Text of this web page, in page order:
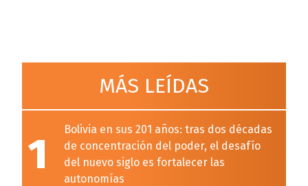
MÁS LEÍDAS
1
Bolivia en sus 201 años: tras dos décadas
de concentración del poder, el desafío
del nuevo siglo es fortalecer las
autonomías